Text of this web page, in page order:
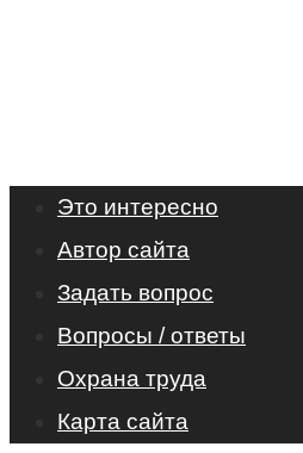
Это интересно
Автор сайта
Задать вопрос
Вопросы / ответы
Охрана труда
Карта сайта